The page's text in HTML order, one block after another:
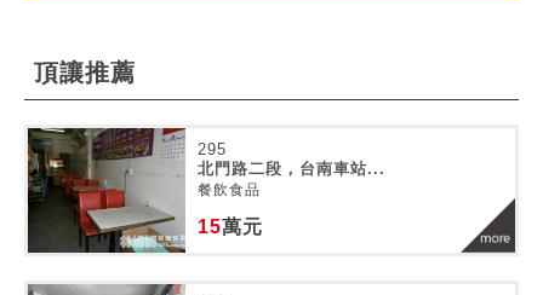
頂讓推薦
295
北門路二段，台南車站...
餐飲食品
15萬元